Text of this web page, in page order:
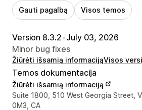
Gauti pagalbą Visos temos
Version 8.3.2•July 03, 2026
Minor bug fixes
Žiūrėti išsamią informacijąVisos
Temos dokumentacija
Žiūrėti išsamią informaciją
Kūrėjo kontaktiniai duomenys
Suite 1800, 510 West Georgia Street,
0M3, CA